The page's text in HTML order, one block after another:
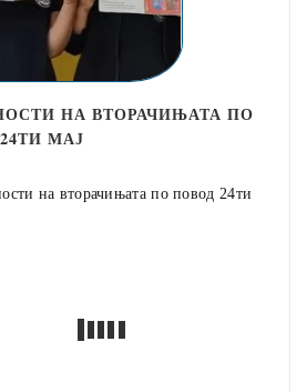
НА ВТОРАЧИЊАТА ПО
МАЈ
на вторачињата по повод 24ти